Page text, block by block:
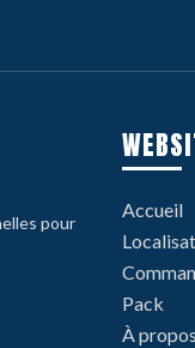
pour
Accueil
Pack
À